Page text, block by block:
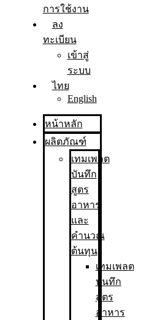
การใช้งาน
ลง
ทะเบียน
เข้าสู่
ระบบ
ไทย
English
หน้าหลัก
ผลิตภัณฑ์
เทมเพลต
บันทึก
สูตร
อาหาร
และ
คำนวณ
ต้นทุน
เทมเพลต
บันทึก
สูตร
อาหาร